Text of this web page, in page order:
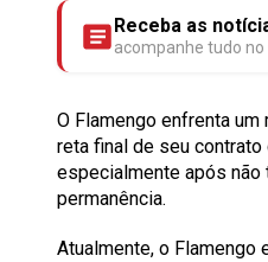
Receba as
acompanhe tudo no
O Flamengo enfrenta
reta final de seu
especialmente após não
permanência.
Atualmente, o Flamengo